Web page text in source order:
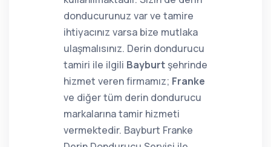
donducurunuz var ve tamire
ihtiyacınız varsa bize mutlaka
ulaşmalısınız. Derin dondurucu
tamiri ile ilgili Bayburt şehrinde
hizmet veren firmamız; Franke
ve diğer tüm derin dondurucu
markalarına tamir hizmeti
vermektedir. Bayburt Franke